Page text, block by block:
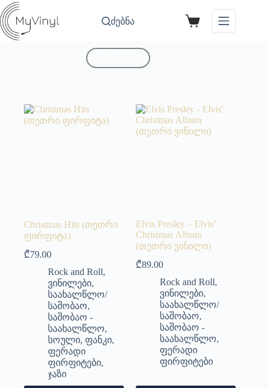
ძებნა
Christmas Hits (თეთრი
ფირფიტა)
₾79.00
Rock and Roll,
ვინილები,
საახალწლო/
საშობაო,
საშობაო -
საახალწლო,
სოული, ფანკი,
ფერადი
ფირფიტები,
ჯაზი
Elvis Presley – Elvis’
Christmas Album
(თეთრი ვინილი)
₾89.00
Rock and Roll,
ვინილები,
საახალწლო/
საშობაო,
საშობაო -
საახალწლო,
ფერადი
ფირფიტები